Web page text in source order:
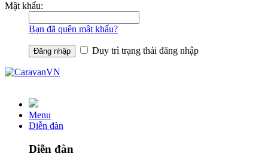
Mật khẩu:
Bạn đã quên mật khẩu?
Duy trì trạng thái đăng nhập
Menu
Diễn đàn
Diễn đàn